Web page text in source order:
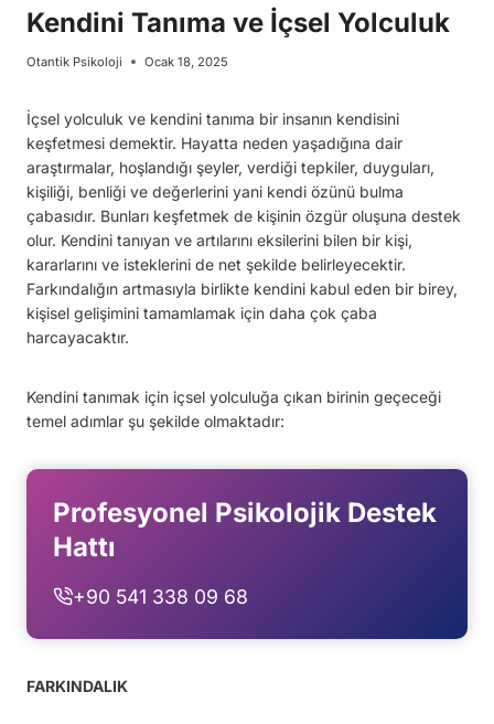
Kendini Tanıma ve İçsel Yolculuk
Otantik Psikoloji Ocak 18, 2025
İçsel yolculuk ve kendini tanıma bir insanın kendisini
keşfetmesi demektir. Hayatta neden yaşadığına dair
araştırmalar, hoşlandığı şeyler, verdiği tepkiler, duyguları,
kişiliği, benliği ve değerlerini yani kendi özünü bulma
çabasıdır. Bunları keşfetmek de kişinin özgür oluşuna destek
olur. Kendini tanıyan ve artılarını eksilerini bilen bir kişi,
kararlarını ve isteklerini de net şekilde belirleyecektir.
Farkındalığın artmasıyla birlikte kendini kabul eden bir birey,
kişisel gelişimini tamamlamak için daha çok çaba
harcayacaktır.
Kendini tanımak için içsel yolculuğa çıkan birinin geçeceği
temel adımlar şu şekilde olmaktadır:
Profesyonel Psikolojik Destek
Hattı
+90 541 338 09 68
FARKINDALIK